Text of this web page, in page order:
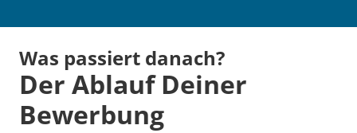
Was passiert danach?
Der Ablauf Deiner
Bewerbung